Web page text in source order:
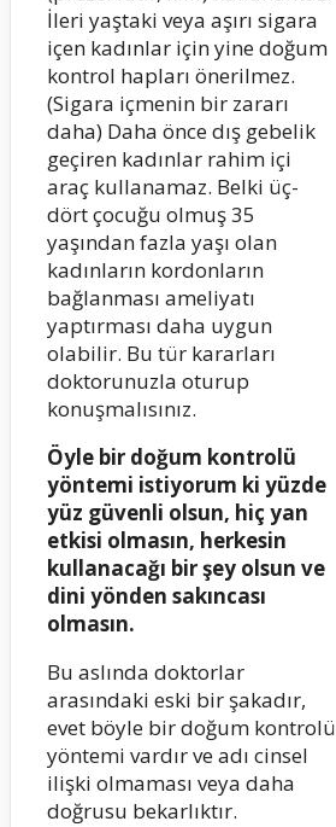
İleri yaştaki veya aşırı sigara
içen kadınlar için yine doğum
kontrol hapları önerilmez.
(Sigara içmenin bir zararı
daha) Daha önce dış gebelik
geçiren kadınlar rahim içi
araç kullanamaz. Belki üç-
dört çocuğu olmuş 35
yaşından fazla yaşı olan
kadınların kordonların
bağlanması ameliyatı
yaptırması daha uygun
olabilir. Bu tür kararları
doktorunuzla oturup
konuşmalısınız.
Öyle bir doğum kontrolü
yöntemi istiyorum ki yüzde
yüz güvenli olsun, hiç yan
etkisi olmasın, herkesin
kullanacağı bir şey olsun ve
dini yönden sakıncası
olmasın.
Bu aslında doktorlar
arasındaki eski bir şakadır,
evet böyle bir doğum kontrolü
yöntemi vardır ve adı cinsel
ilişki olmaması veya daha
doğrusu bekarlıktır.